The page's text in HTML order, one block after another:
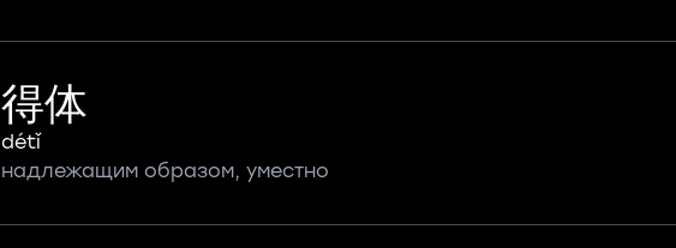
得体
détǐ
надлежащим образом, уместно